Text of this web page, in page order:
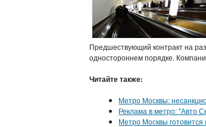
Предшествующий контракт на
одностороннем порядке.
Читайте также:
Метро Москвы:
Реклама в метро: "Авто
Метро Москвы готовится